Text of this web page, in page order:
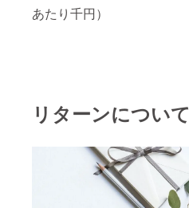
あたり千円）
リターンについて